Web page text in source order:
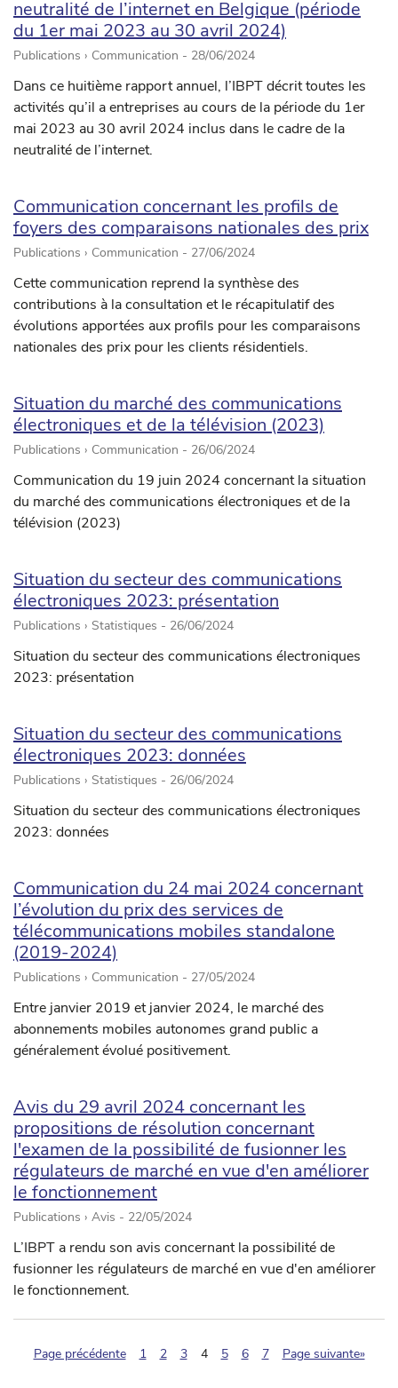
neutralité de l’internet en Belgique (période
du 1er mai 2023 au 30 avril 2024)
Publications › Communication - 28/06/2024
Dans ce huitième rapport annuel, l’IBPT décrit toutes les
activités qu’il a entreprises au cours de la période du 1er
mai 2023 au 30 avril 2024 inclus dans le cadre de la
neutralité de l’internet.
Communication concernant les profils de
foyers des comparaisons nationales des prix
Publications › Communication - 27/06/2024
Cette communication reprend la synthèse des
contributions à la consultation et le récapitulatif des
évolutions apportées aux profils pour les comparaisons
nationales des prix pour les clients résidentiels.
Situation du marché des communications
électroniques et de la télévision (2023)
Publications › Communication - 26/06/2024
Communication du 19 juin 2024 concernant la situation
du marché des communications électroniques et de la
télévision (2023)
Situation du secteur des communications
électroniques 2023: présentation
Publications › Statistiques - 26/06/2024
Situation du secteur des communications électroniques
2023: présentation
Situation du secteur des communications
électroniques 2023: données
Publications › Statistiques - 26/06/2024
Situation du secteur des communications électroniques
2023: données
Communication du 24 mai 2024 concernant
l’évolution du prix des services de
télécommunications mobiles standalone
(2019-2024)
Publications › Communication - 27/05/2024
Entre janvier 2019 et janvier 2024, le marché des
abonnements mobiles autonomes grand public a
généralement évolué positivement.
Avis du 29 avril 2024 concernant les
propositions de résolution concernant
l'examen de la possibilité de fusionner les
régulateurs de marché en vue d'en améliorer
le fonctionnement
Publications › Avis - 22/05/2024
L’IBPT a rendu son avis concernant la possibilité de
fusionner les régulateurs de marché en vue d'en améliorer
le fonctionnement.
Page précédente 1 2 3 4(pagination.current)
5 6 7 Page suivante»